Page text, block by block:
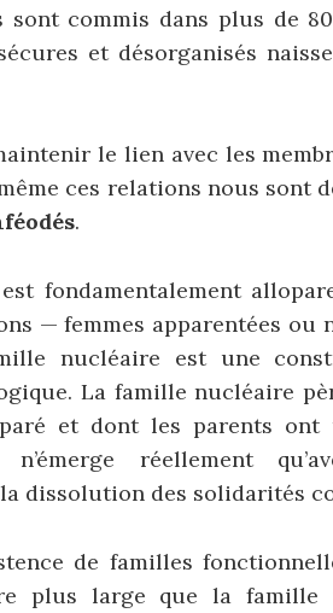
sont commis dans plus de
et désorganisés
le lien avec les
ces relations nous sont
.
fondamentalement
— femmes apparentées ou
nucléaire est une
La famille nucléaire
et dont les parents ont
réellement
dissolution des solidarités
de familles
plus large que la famille